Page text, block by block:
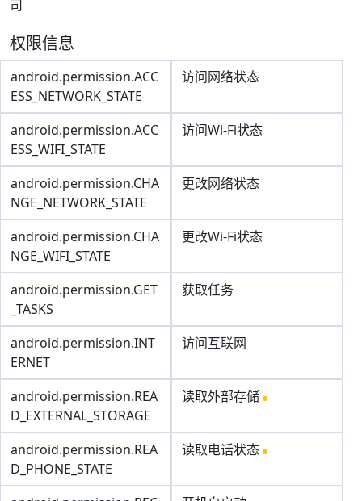
司
权限信息
android.permission.ACC
ESS_NETWORK_STATE
访问网络状态
android.permission.ACC
ESS_WIFI_STATE
访问Wi-Fi状态
android.permission.CHA
NGE_NETWORK_STATE
更改网络状态
android.permission.CHA
NGE_WIFI_STATE
更改Wi-Fi状态
android.permission.GET
_TASKS
获取任务
android.permission.INT
ERNET
访问互联网
android.permission.REA
D_EXTERNAL_STORAGE
读取外部存储
android.permission.REA
D_PHONE_STATE
读取电话状态